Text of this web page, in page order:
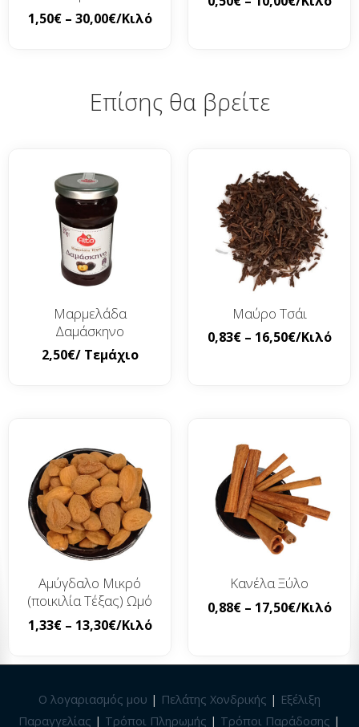
1,50€ – 30,00€/Κιλό
Επίσης θα βρείτε
Μαρμελάδα
Δαμάσκηνο
2,50€/ Τεμάχιο
Μαύρο Τσάι
0,83€ – 16,50€/Κιλό
Αμύγδαλο Μικρό
(ποικιλία Τέξας) Ωμό
1,33€ – 13,30€/Κιλό
Κανέλα Ξύλο
0,88€ – 17,50€/Κιλό
Ο λογαριασμός μου | Πελάτης Χονδρικής | Εξέλιξη
Παραγγελίας | Τρόποι Πληρωμής | Τρόποι Παράδοσης |